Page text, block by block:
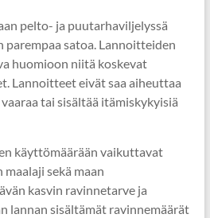
pelto- ja puutarhaviljelyssä
parempaa satoa. Lannoitteiden
huomioon niitä koskevat
Lannoitteet eivät saa aiheuttaa
tai sisältää itämiskykyisiä
käyttömäärään vaikuttavat
sekä maan
kasvin ravinnetarve ja
lannan sisältämät ravinnemäärät